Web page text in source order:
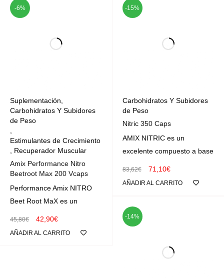
-6%
Suplementación,
Carbohidratos Y Subidores
de Peso
,
Estimulantes de Crecimiento
, Recuperador Muscular
Amix Performance Nitro
Beetroot Max 200 Vcaps
Performance Amix NITRO
Beet Root MaX es un
45,80€ 42,90€
AÑADIR AL CARRITO
-15%
Carbohidratos Y Subidores
de Peso
Nitric 350 Caps
AMIX NITRIC es un
excelente compuesto a base
83,62€ 71,10€
AÑADIR AL CARRITO
-14%